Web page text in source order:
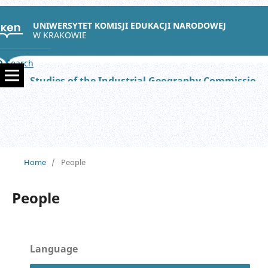
UNIWERSYTET KOMISJI EDUKACJI NARODOWEJ
W KRAKOWIE
Search
Studies of the Industrial Geography Commission of the Polish Geographical Society
Home / People
People
Language